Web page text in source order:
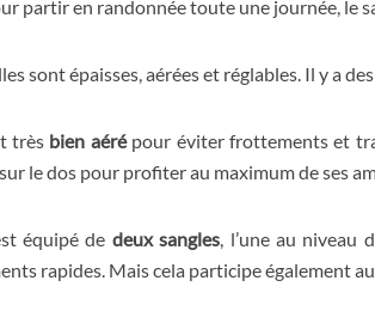
partir en randonnée toute une journée, le
sont épaisses, aérées et réglables. Il y a
très bien aérépour éviter frottements et
le dos pour profiter au maximum de ses
équipé de deux sangles, l’une au niveau
rapides. Mais cela participe également